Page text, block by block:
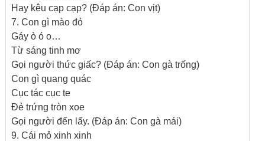
Hay kêu cạp cạp? (Đáp án: Con vịt)
7. Con gì mào đỏ
Gáy ò ó o…
Từ sáng tinh mơ
Gọi người thức giấc? (Đáp án: Con gà trống)
Con gì quang quác
Cục tác cục te
Đẻ trứng tròn xoe
Gọi người đến lấy. (Đáp án: Con gà mái)
9. Cái mỏ xinh xinh